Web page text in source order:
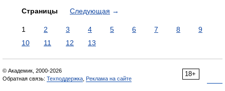
Страницы Следующая →
1 2 3 4 5 6 7 8
9
10
11 12 13
18+
© Академик, 2000-2026
Обратная связь: Техподдержка Реклама на сайте